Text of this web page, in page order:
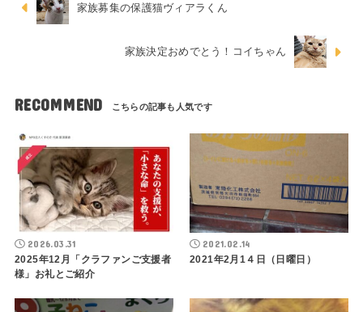
家族募集の保護猫ヴィアラくん
家族決定おめでとう！コイちゃん
RECOMMEND
2026.03.31
2025年12月「クラファンご支援者
様」お礼とご紹介
2021.02.14
2021年2月1４日（日曜日）